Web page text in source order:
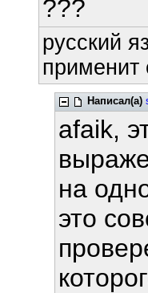
???
русский
применит
Написал(а)
afaik,
на
это